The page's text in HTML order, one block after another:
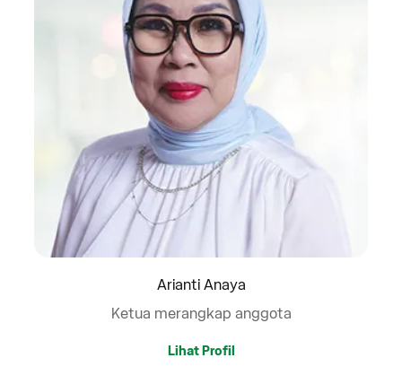
Arianti Anaya
Ketua merangkap anggota
Lihat Profil